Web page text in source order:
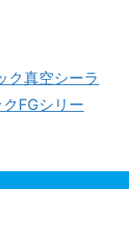
ク真空シーラ
FGシリー